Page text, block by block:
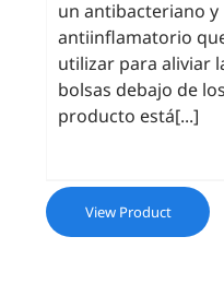
un antibacteriano y
antiinflamatorio
utilizar para aliviar
bolsas debajo de
producto está[...]
View Product